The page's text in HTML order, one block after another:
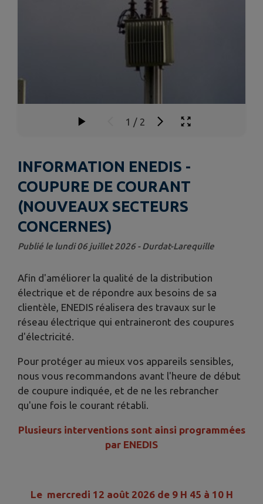
1 / 2
INFORMATION ENEDIS -
COUPURE DE COURANT
(NOUVEAUX SECTEURS
CONCERNES)
Publié le lundi 06 juillet 2026 - Durdat-Larequille
Afin d'améliorer la qualité de la distribution
électrique et de répondre aux besoins de sa
clientèle, ENEDIS réalisera des travaux sur le
réseau électrique qui entraineront des coupures
d'électricité.
Pour protéger au mieux vos appareils sensibles,
nous vous recommandons avant l'heure de début
de coupure indiquée, et de ne les rebrancher
qu'une fois le courant rétabli.
Plusieurs interventions sont ainsi programmées
par ENEDIS
Le mercredi 12 août 2026 de 9 H 45 à 10 H